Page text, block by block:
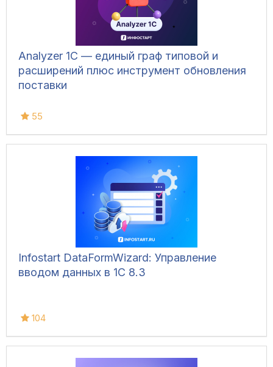
Analyzer 1C — единый граф типовой и
расширений плюс инструмент обновления
поставки
55
Infostart DataFormWizard: Управление
вводом данных в 1С 8.3
104